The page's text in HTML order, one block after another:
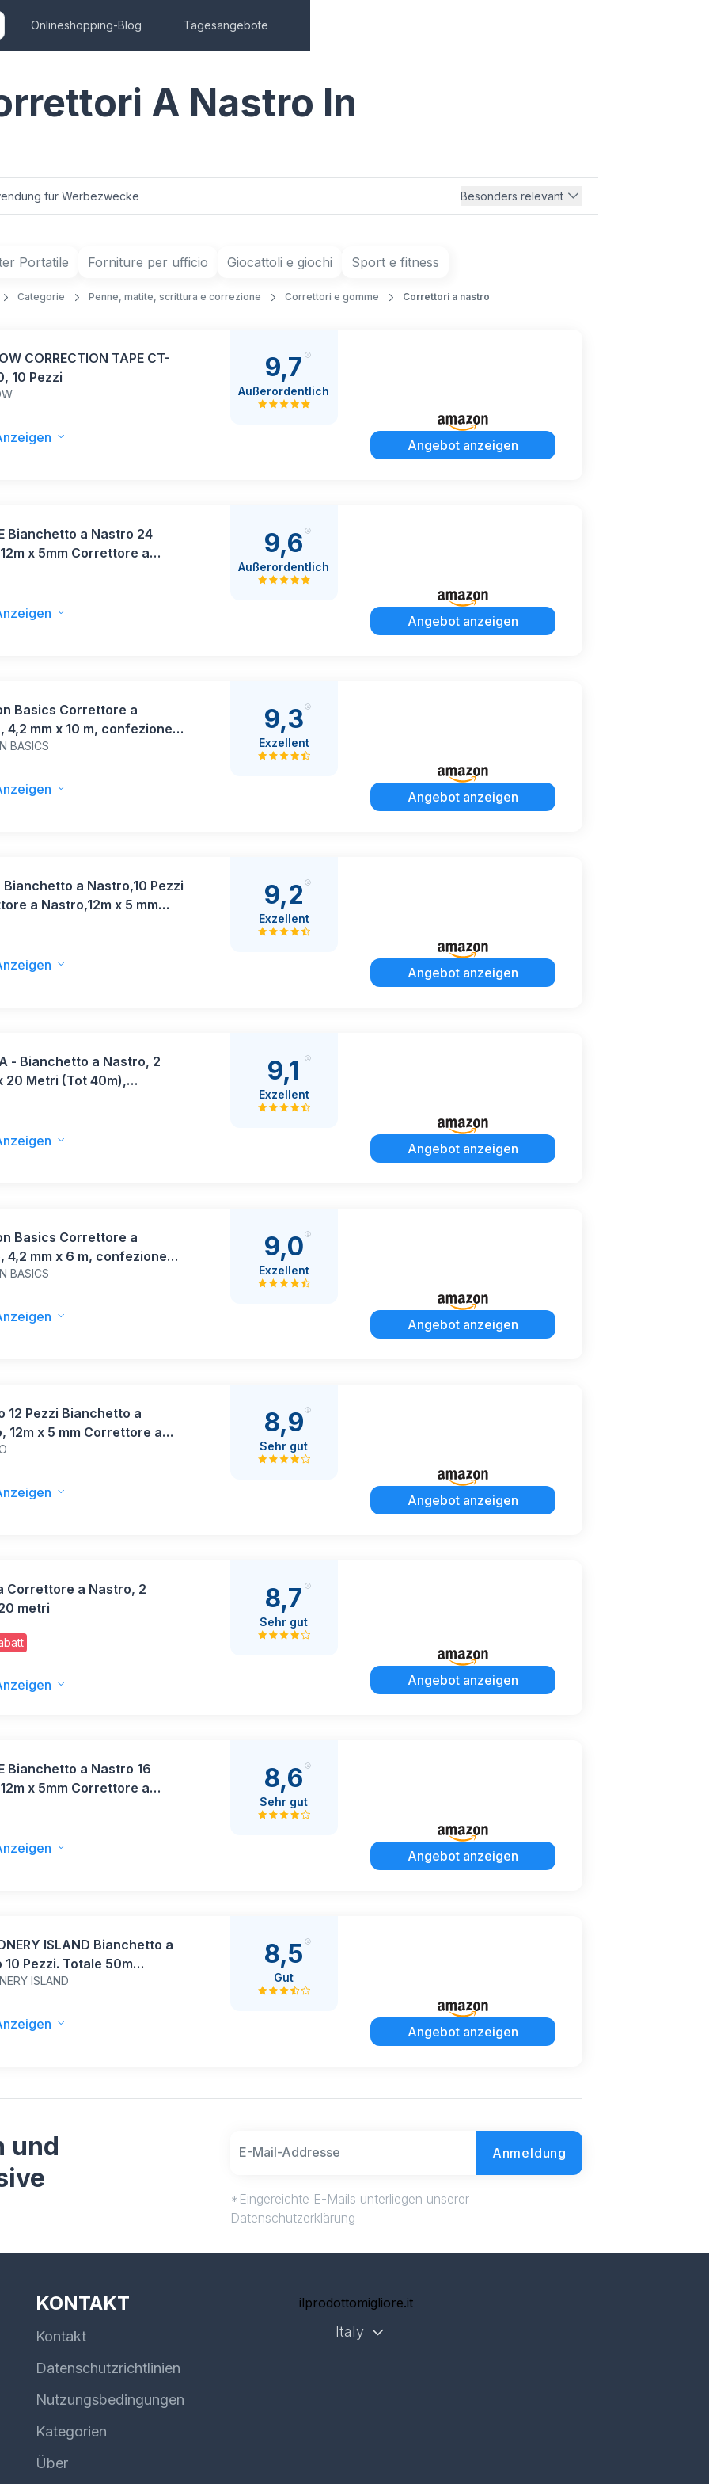
Onlineshopping-Blog Tagesangebote
A Nastro In
für Werbezwecke Besonders relevant
Portatile Forniture per ufficio Giocattoli e giochi Sport e fitness
Categorie Penne, matite, scrittura e correzione Correttori e gomme Correttori a nastro
CORRECTION TAPE CT-
10 Pezzi
9,7
Außerordentlich
Angebot anzeigen
Bianchetto a Nastro 24
x 5mm Correttore a
Mini Scolorina Nastro con
Cancellina Nastro
9,6
Außerordentlich
Angebot anzeigen
BASICS
Basics Correttore a
4,2 mm x 10 m, confezione
9,3
Exzellent
Angebot anzeigen
Bianchetto a Nastro,10 Pezzi
a Nastro,12m x 5 mm
Nastro,Correction Tape
Studenti Ufficio Scuola
9,2
Exzellent
Angebot anzeigen
- Bianchetto a Nastro, 2
20 Metri (Tot 40m),
a Nastro Cancelleria
e Cose per la Scuola,
9,1
Exzellent
Angebot anzeigen
BASICS
Basics Correttore a
4,2 mm x 6 m, confezione
9,0
Exzellent
Angebot anzeigen
12 Pezzi Bianchetto a
12m x 5 mm Correttore a
Scolorina Nastro Correction
Studenti Ufficio Scuola
8,9
Sehr gut
Angebot anzeigen
Correttore a Nastro, 2
metri
8,7
Sehr gut
Angebot anzeigen
Bianchetto a Nastro 16
x 5mm Correttore a
Mini Scolorina Nastro con
Cancellina Nastro
8,6
Sehr gut
Angebot anzeigen
ISLAND
ISLAND Bianchetto a
10 Pezzi. Totale 50m
a Nastro Tascabile
Per Ufficio, Appunti,
8,5
Gut
Angebot anzeigen
und
Anmeldung
*Eingereichte E-Mails unterliegen unserer
Datenschutzerklärung
KONTAKT
Kontakt
Datenschutzrichtlinien
Nutzungsbedingungen
Kategorien
Über
ilprodottomigliore.it
Italy